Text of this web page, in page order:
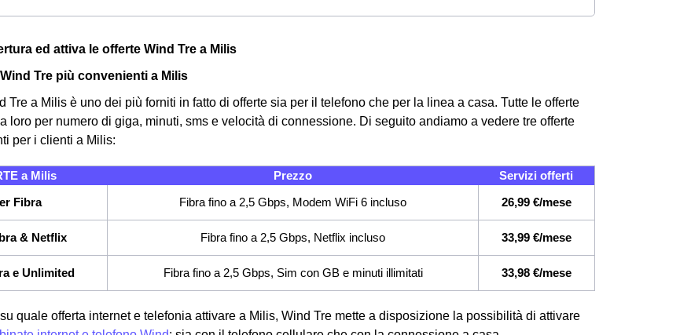
ed attiva le offerte Wind Tre a Milis
Tre più convenienti a Milis
Tre a Milis è uno dei più forniti in fatto di offerte sia per il telefono che per la linea a casa. Tutte le offerte
loro per numero di giga, minuti, sms e velocità di connessione. Di seguito andiamo a vedere tre offerte
per i clienti a Milis:
a Milis Prezzo
Servizi offerti
Fibra
Fibra fino a 2,5 Gbps, Modem WiFi 6 incluso 26,99 €/mese
& Netflix Fibra fino a 2,5 Gbps, Netflix incluso 33,99 €/mese
e Unlimited Fibra fino a 2,5 Gbps, Sim con GB e minuti illimitati 33,98 €/mese
quale offerta internet e telefonia attivare a Milis, Wind Tre mette a disposizione la possibilità di attivare